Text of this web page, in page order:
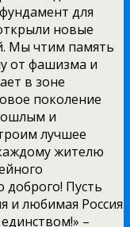
для
новые
Мы чтим память
от фашизма и
в зоне
поколение
и
лучшее
жителю
доброго! Пусть
и любимая Россия
–